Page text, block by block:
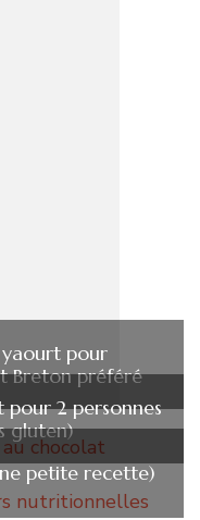
pour
Breton préféré
2 personnes
gluten)
petite recette)